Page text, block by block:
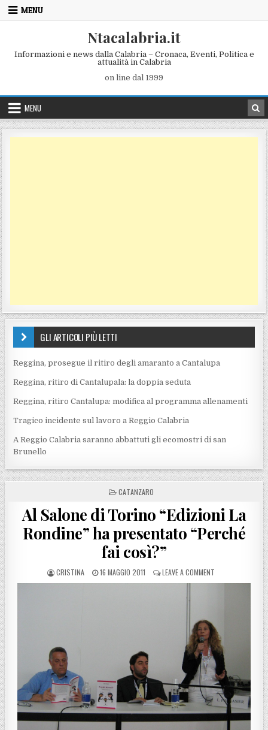
Skip to content
MENU
Ntacalabria.it
Informazioni e news dalla Calabria – Cronaca, Eventi, Politica e
attualità in Calabria
on line dal 1999
MENU
GLI ARTICOLI PIÙ LETTI
Reggina, prosegue il ritiro degli amaranto a Cantalupa
Reggina, ritiro di Cantalupala: la doppia seduta
Reggina, ritiro Cantalupa: modifica al programma allenamenti
Tragico incidente sul lavoro a Reggio Calabria
A Reggio Calabria saranno abbattuti gli ecomostri di san
Brunello
POSTED IN
CATANZARO
Al Salone di Torino “Edizioni La
Rondine” ha presentato “Perché
fai così?”
POSTED BY
CRISTINA POSTED ON
16 MAGGIO 2011 LEAVE A COMMENT ON AL SALONE